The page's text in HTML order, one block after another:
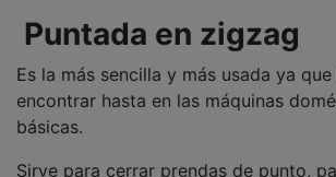
Puntada en zigzag
Es la más sencilla y más usada ya
encontrar hasta en las máquinas
básicas.
Sirve para cerrar prendas de punto,